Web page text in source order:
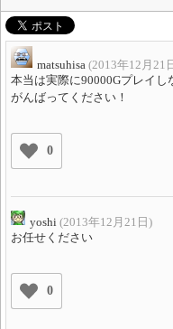
matsuhisa (2013年12月21
本当は実際に90000Gプレイし
がんばってください！
0
yoshi (2013年12月21日)
お任せください
0